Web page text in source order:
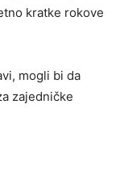
kratke rokove
mogli bi da
zajedničke